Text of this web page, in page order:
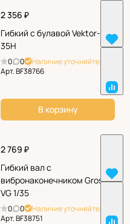
2 356 ₽
Гибкий с булавой Vektor-
35H
0 0
Наличие уточняйте
Арт.BF38766
В корзину
2 769 ₽
Гибкий вал с
вибронаконечником Grost
VG 1/35
0 0
Наличие уточняйте
Арт.BF38751